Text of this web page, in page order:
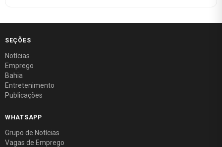
SEÇÕES
Notícias
Emprego
Bahia
Entretenimento
Publicações
WHATSAPP
Grupo de Notícias
Vagas de Emprego